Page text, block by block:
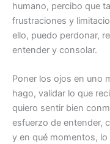
humano, percibo que
frustraciones y
ello, puedo perdonar,
entender y consolar.
Poner los ojos en uno
hago, validar lo que
quiero sentir bien
esfuerzo de entender,
y en qué momentos, lo